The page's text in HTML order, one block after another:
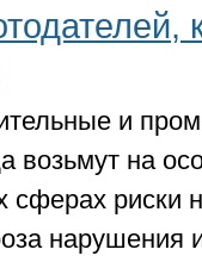
и
возьмут на
сферах риски
нарушения